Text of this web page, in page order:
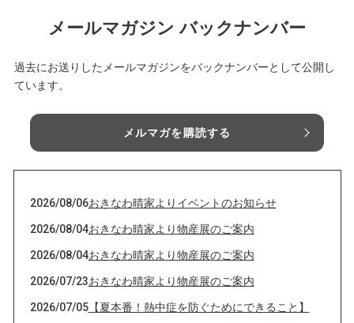
メールマガジン バックナンバー
過去にお送りしたメールマガジンをバックナンバーとして公開し
ています。
メルマガを購読する
2026/08/06おきなわ晴家よりイベントのお知らせ
2026/08/04おきなわ晴家より物産展のご案内
2026/08/04おきなわ晴家より物産展のご案内
2026/07/23おきなわ晴家より物産展のご案内
2026/07/05【夏本番！熱中症を防ぐためにできること】